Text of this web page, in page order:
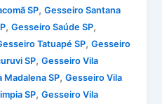
SP,Gesseiro Santana
,Gesseiro Saúde SP,
Tatuapé SP,Gesseiro
SP,Gesseiro Vila
Madalena SP,Gesseiro Vila
SP,Gesseiro Vila